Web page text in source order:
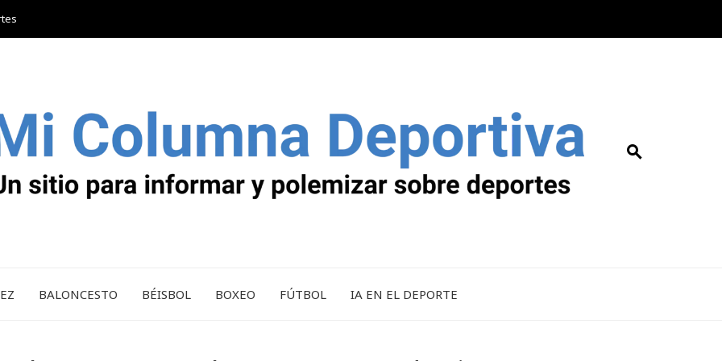
BALONCESTO BÉISBOL BOXEO FÚTBOL IA EN EL DEPORTE